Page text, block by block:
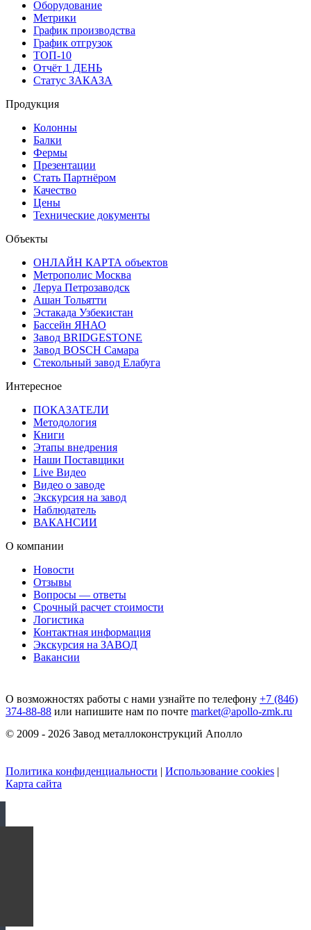
Оборудование
Метрики
График производства
График отгрузок
ТОП-10
Отчёт 1 ДЕНЬ
Статус ЗАКАЗА
Продукция
Колонны
Балки
Фермы
Презентации
Стать Партнёром
Качество
Цены
Технические документы
Объекты
ОНЛАЙН КАРТА объектов
Метрополис Москва
Леруа Петрозаводск
Ашан Тольятти
Эстакада Узбекистан
Бассейн ЯНАО
Завод BRIDGESTONE
Завод BOSCH Самара
Стекольный завод Елабуга
Интересное
ПОКАЗАТЕЛИ
Методология
Книги
Этапы внедрения
Наши Поставщики
Live Видео
Видео о заводе
Экскурсия на завод
Наблюдатель
ВАКАНСИИ
О компании
Новости
Отзывы
Вопросы — ответы
Срочный расчет стоимости
Логистика
Контактная информация
Экскурсия на ЗАВОД
Вакансии
О возможностях работы с нами узнайте по телефону +7 (846)
374-88-88 или напишите нам по почте market@apollo-zmk.ru
© 2009 - 2026 Завод металлоконструкций Аполло
Политика конфиденциальности | Использование cookies |
Карта сайта